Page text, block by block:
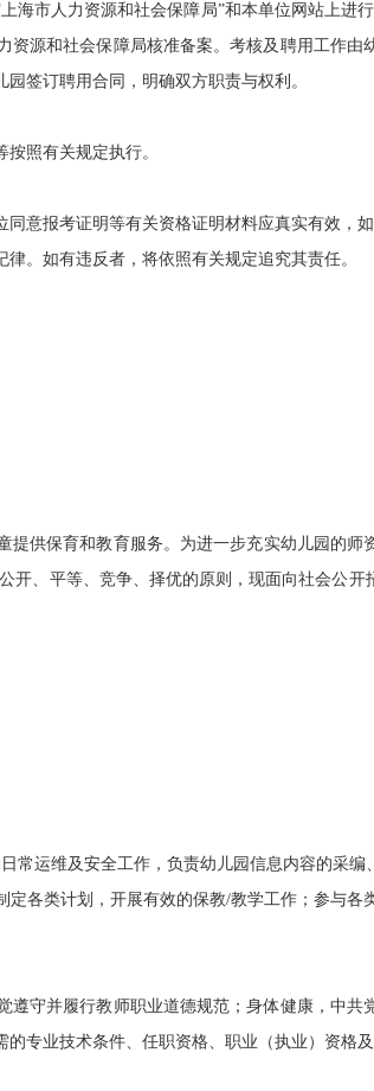
市人力资源和社会保障局”和本单位网站上进
资源和社会保障局核准备案。考核及聘用工作
签订聘用合同，明确双方职责与权利。
照有关规定执行。
报考证明等有关资格证明材料应真实有效，如
如有违反者，将依照有关规定追究其责任。
供保育和教育服务。为进一步充实幼儿园的师
开、平等、竞争、择优的原则，现面向社会公
运维及安全工作，负责幼儿园信息内容的采编
类计划，开展有效的保教/教学工作；参与各
并履行教师职业道德规范；身体健康，中共
专业技术条件、任职资格、职业（执业）资格及